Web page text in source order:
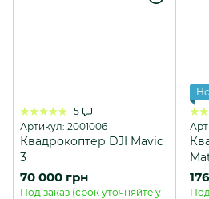
5
Артикул: 2001006
Квадрокоптер DJI Mavic
3
70 000 грн
Под заказ (срок уточняйте у